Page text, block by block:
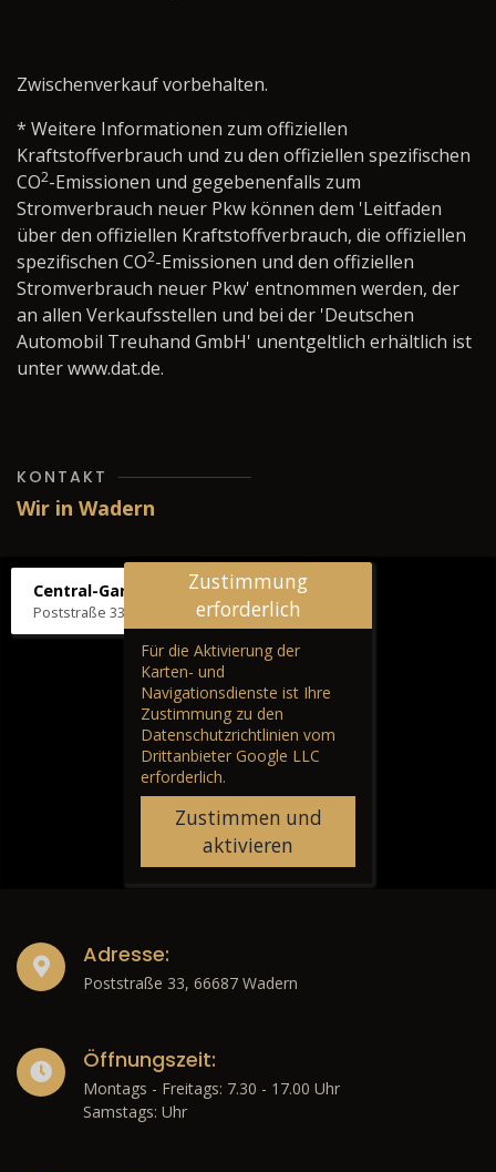
Zwischenverkauf vorbehalten.
* Weitere Informationen zum offiziellen
Kraftstoffverbrauch und zu den offiziellen spezifischen
CO2-Emissionen und gegebenenfalls zum
Stromverbrauch neuer Pkw können dem 'Leitfaden
über den offiziellen Kraftstoffverbrauch, die offiziellen
spezifischen CO2-Emissionen und den offiziellen
Stromverbrauch neuer Pkw' entnommen werden, der
an allen Verkaufsstellen und bei der 'Deutschen
Automobil Treuhand GmbH' unentgeltlich erhältlich ist
unter www.dat.de.
KONTAKT
Wir in Wadern
Central-Garage H. Wilhelm
Poststraße 33, 66687 Wadern
Zustimmung
erforderlich
Für die Aktivierung der
Karten- und
Navigationsdienste ist Ihre
Zustimmung zu den
Datenschutzrichtlinien vom
Drittanbieter Google LLC
erforderlich.
Zustimmen und
aktivieren
Adresse:
Poststraße 33, 66687 Wadern
Öffnungszeit:
Montags - Freitags: 7.30 - 17.00 Uhr
Samstags: Uhr